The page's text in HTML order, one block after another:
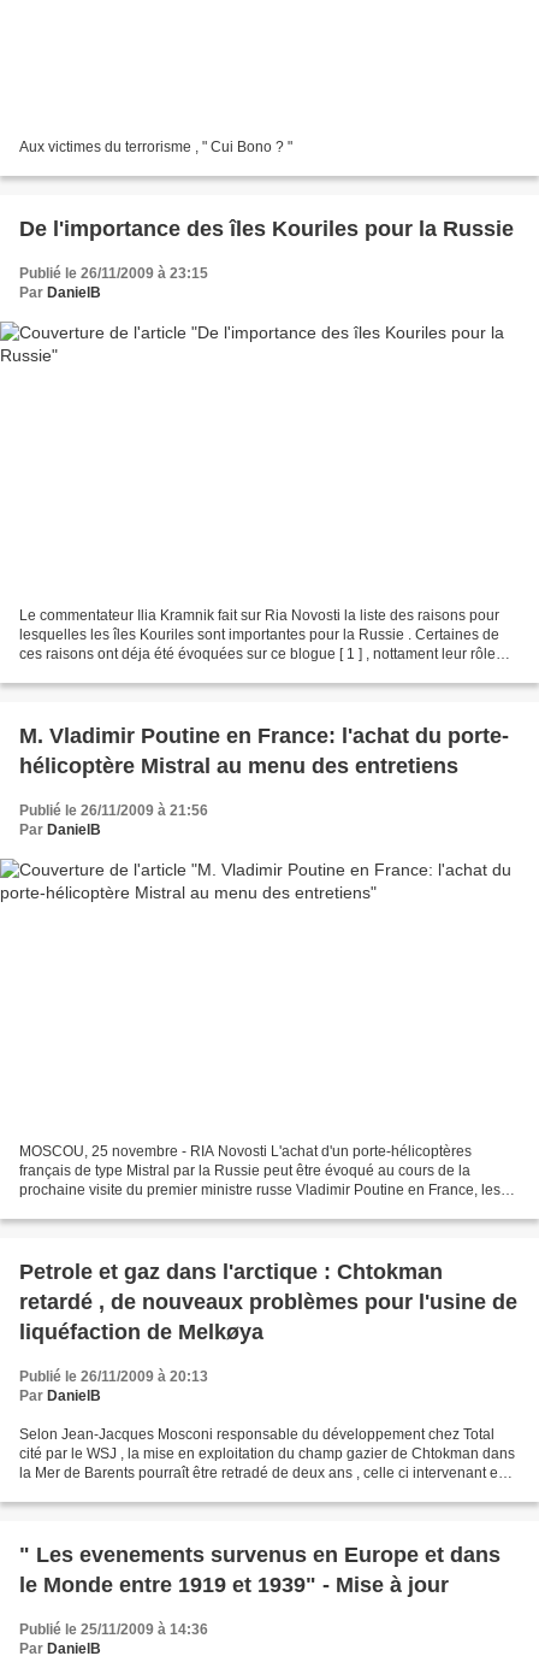
Aux victimes du terrorisme , " Cui Bono ? "
De l'importance des îles Kouriles pour la Russie
Publié le 26/11/2009 à 23:15
Par DanielB
Le commentateur Ilia Kramnik fait sur Ria Novosti la liste des raisons pour
lesquelles les îles Kouriles sont importantes pour la Russie . Certaines de
ces raisons ont déja été évoquées sur ce blogue [ 1 ] , nottament leur rôle
M. Vladimir Poutine en France: l'achat du porte-
hélicoptère Mistral au menu des entretiens
Publié le 26/11/2009 à 21:56
Par DanielB
MOSCOU, 25 novembre - RIA Novosti L'achat d'un porte-hélicoptères
français de type Mistral par la Russie peut être évoqué au cours de la
prochaine visite du premier ministre russe Vladimir Poutine en France, les
Petrole et gaz dans l'arctique : Chtokman
retardé , de nouveaux problèmes pour l'usine de
liquéfaction de Melkøya
Publié le 26/11/2009 à 20:13
Par DanielB
Selon Jean-Jacques Mosconi responsable du développement chez Total
cité par le WSJ , la mise en exploitation du champ gazier de Chtokman dans
la Mer de Barents pourraît être retradé de deux ans , celle ci intervenant en
" Les evenements survenus en Europe et dans
le Monde entre 1919 et 1939" - Mise à jour
Publié le 25/11/2009 à 14:36
Par DanielB